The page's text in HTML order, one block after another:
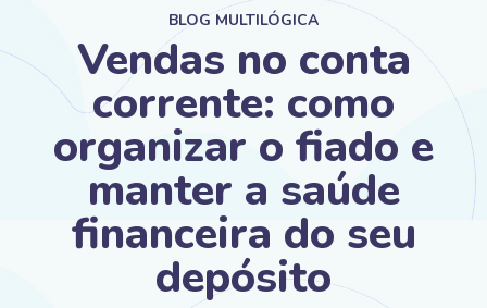
BLOG MULTILÓGICA
Vendas no conta
corrente: como
organizar o fiado e
manter a saúde
financeira do seu
depósito